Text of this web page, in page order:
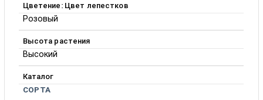
Цветение: Цвет лепестков
Розовый
Высота растения
Высокий
Каталог
СОРТА